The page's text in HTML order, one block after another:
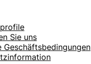
Sie uns
Geschäftsbedingungen